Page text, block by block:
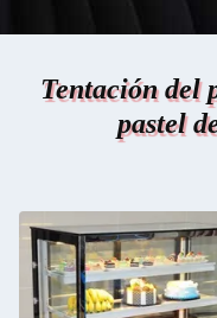
Tentación del
pastel